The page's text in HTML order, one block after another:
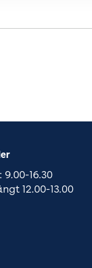
9.00-16.30
12.00-13.00